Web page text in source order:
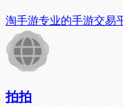
淘手游专业的手游交易
拍拍